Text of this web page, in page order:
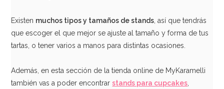
Existen muchos tipos y tamaños de stands , así que tendrás
que escoger el que mejor se ajuste al tamaño y forma de tus
tartas, o tener varios a manos para distintas ocasiones.
Además, en esta sección de la tienda online de MyKaramelli
también vas a poder encontrarstands para cupcakes